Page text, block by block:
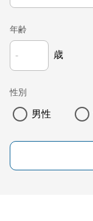
年齢
歳
性別
男性